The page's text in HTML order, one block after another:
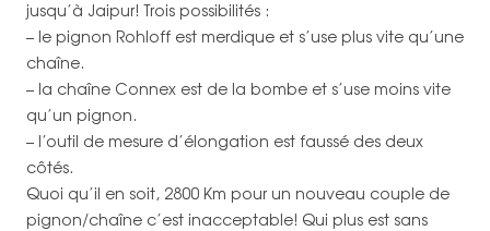
jusqu’à Jaipur! Trois possibilités :
– le pignon Rohloff est merdique et s’use plus vite qu’une
chaîne.
– la chaîne Connex est de la bombe et s’use moins vite
qu’un pignon.
– l’outil de mesure d’élongation est faussé des deux
côtés.
Quoi qu’il en soit, 2800 Km pour un nouveau couple de
pignon/chaîne c’est inacceptable! Qui plus est sans